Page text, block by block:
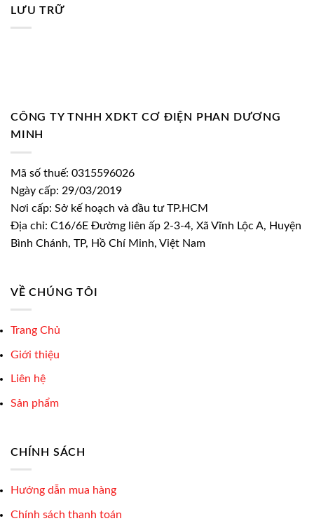
LƯU TRỮ
CÔNG TY TNHH XDKT CƠ ĐIỆN PHAN DƯƠNG
MINH
Mã số thuế: 0315596026
Ngày cấp: 29/03/2019
Nơi cấp: Sở kế hoạch và đầu tư TP.HCM
Địa chỉ: C16/6E Đường liên ấp 2-3-4, Xã Vĩnh Lộc A, Huyện
Bình Chánh, TP, Hồ Chí Minh, Việt Nam
VỀ CHÚNG TÔI
Trang Chủ
Giới thiệu
Liên hệ
Sản phẩm
CHÍNH SÁCH
Hướng dẫn mua hàng
Chính sách thanh toán